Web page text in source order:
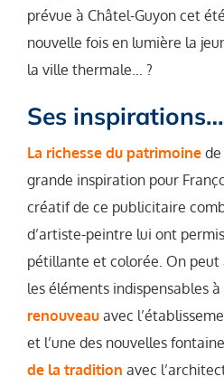
prévue à Châtel-Guyon cet
nouvelle fois en lumière la
la ville thermale… ?
Ses inspirations…
La richesse du patrimoine de
grande inspiration pour
créatif de ce publicitaire
d’artiste-peintre lui ont
pétillante et colorée. On
les éléments indispensables
renouveau avec
et l’une des nouvelles
de la tradition avec